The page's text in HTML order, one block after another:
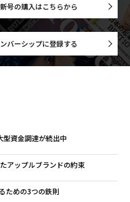
号の購入はこちらから
バーシップに登録する
型資金調達が続出中
アップルブランドの約束
ための3つの鉄則